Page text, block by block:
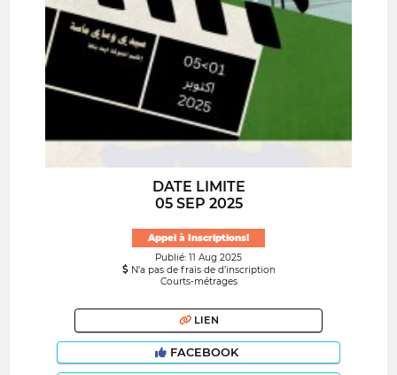
DATE LIMITE
05 SEP 2025
Appel à Inscriptions!
Publié: 11 Aug 2025
N’a pas de frais de d’inscription
Courts-métrages
LIEN
FACEBOOK